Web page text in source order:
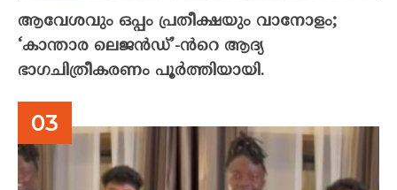
ആവേശവും ഒപ്പം പ്രതീക്ഷയും വാനോളം;
‘കാന്താര ലെജൻഡ്’-ൻറെ ആദ്യ
ഭാഗചിത്രീകരണം പൂർത്തിയായി.